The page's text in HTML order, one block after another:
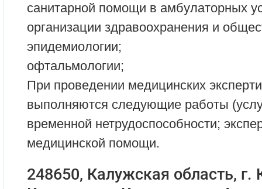
санитарной помощи в амбулаторных
организации здравоохранения и
эпидемиологии;
офтальмологии;
При проведении медицинских
выполняются следующие работы
временной нетрудоспособности;
медицинской помощи.
248650, Калужская область, г.